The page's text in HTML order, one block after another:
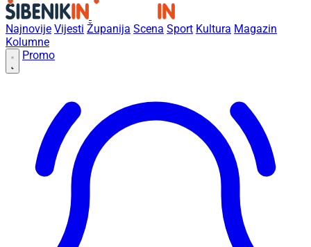
Najnovije Vijesti Županija Scena Sport Kultura Magazin
Kolumne
Promo